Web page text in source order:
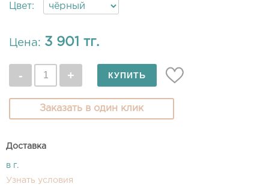
Цвет:
Цена: 3 901 тг.
Заказать в один клик
Доставка
в г.
Узнать условия